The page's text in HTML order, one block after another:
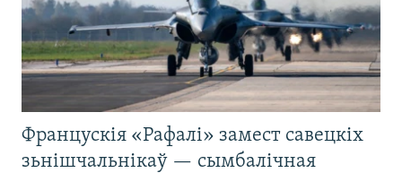
Францускія «Рафалі» замест савецкіх
зьнішчальнікаў — сымбалічная